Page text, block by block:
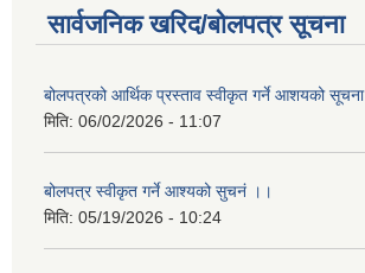
सार्वजनिक खरिद/बोलपत्र सूचना
बोलपत्रको आर्थिक प्रस्ताव स्वीकृत गर्ने आशयको सूचना
मिति: 06/02/2026 - 11:07
बोलपत्र स्वीकृत गर्ने आश्यको सुचनं ।।
मिति: 05/19/2026 - 10:24